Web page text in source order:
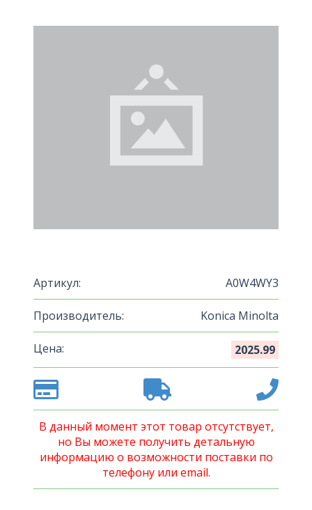
Артикул: A0W4WY3
Производитель: Konica Minolta
Цена: 2025.99
В данный момент этот товар отсутствует,
но Вы можете получить детальную
информацию о возможности поставки по
телефону или email.